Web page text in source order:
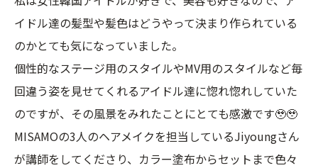
イドル達の髪型や髪色はどうやって決まり作られている
のかとても気になっていました。
個性的なステージ用のスタイルやMV用のスタイルなど毎
回違う姿を見せてくれるアイドル達に惚れ惚れしていた
のですが、その風景をみれたことにとても感激です🥹🥹
MISAMOの3人のヘアメイクを担当しているJiyoungさん
が講師をしてくださり、カラー塗布からセットまで色々